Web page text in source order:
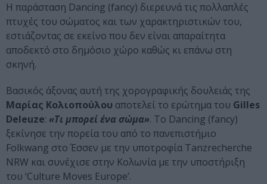
Η παράσταση Dancing (fancy) διερευνά τις πολλαπλές
πτυχές του σώματος και των χαρακτηριστικών του,
εστιάζοντας σε εκείνο που δεν είναι απαραίτητα
αποδεκτό στο δημόσιο χώρο καθώς κι επάνω στη
σκηνή.
Βασικός άξονας αυτή της χορογραφικής δουλειάς της
Μαρίας Κολιοπούλου αποτελεί το ερώτημα του Gilles
Deleuze: «Τι μπορεί ένα σώμα». Το Dancing (fancy)
ξεκίνησε την πορεία του από το πανεπιστήμιο
Folkwang στο Έσσεν με την υποτροφία Tanzrecherche
NRW και συνέχισε στην Κολωνία με την υποστήριξη
του ‘Culture Moves Europe’.